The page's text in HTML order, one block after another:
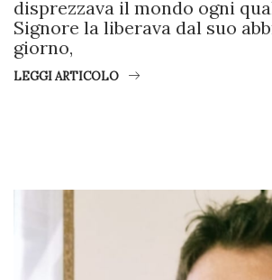
disprezzava il mondo ogni
Signore la liberava dal suo
giorno,
LEGGI ARTICOLO